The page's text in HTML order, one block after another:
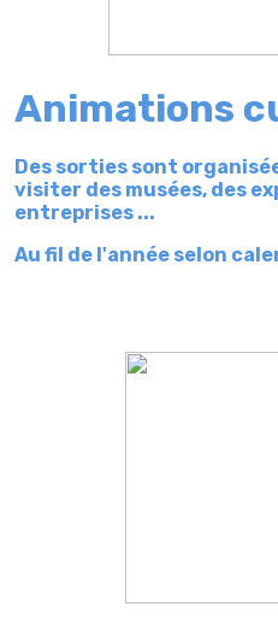
Animations
Des sorties sont
visiter des musées, des
entreprises ...
Au fil de l'année selon